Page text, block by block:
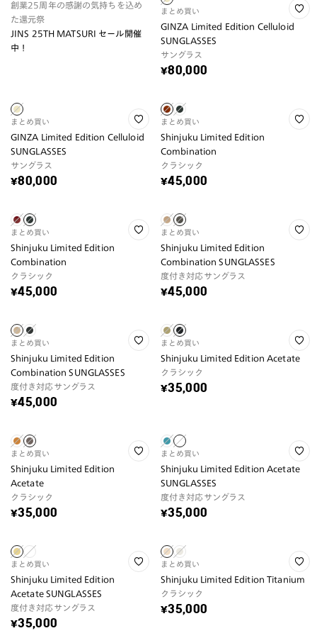
創業25周年の感謝の気持ちを込め
た還元祭
JINS 25TH MATSURI セール開催
中！
まとめ買い
GINZA Limited Edition Celluloid
SUNGLASSES
サングラス
¥80,000
まとめ買い
GINZA Limited Edition Celluloid
SUNGLASSES
サングラス
¥80,000
まとめ買い
Shinjuku Limited Edition
Combination
クラシック
¥45,000
まとめ買い
Shinjuku Limited Edition
Combination
クラシック
¥45,000
まとめ買い
Shinjuku Limited Edition
Combination SUNGLASSES
度付き対応サングラス
¥45,000
まとめ買い
Shinjuku Limited Edition
Combination SUNGLASSES
度付き対応サングラス
¥45,000
まとめ買い
Shinjuku Limited Edition Acetate
クラシック
¥35,000
まとめ買い
Shinjuku Limited Edition
Acetate
クラシック
¥35,000
まとめ買い
Shinjuku Limited Edition Acetate
SUNGLASSES
度付き対応サングラス
¥35,000
まとめ買い
Shinjuku Limited Edition
Acetate SUNGLASSES
度付き対応サングラス
¥35,000
まとめ買い
Shinjuku Limited Edition Titanium
クラシック
¥35,000